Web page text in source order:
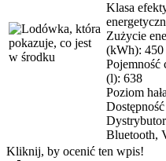
Klasa
Zużycie
(kWh): 450
Pojemność
(l): 638
Poziom
Bluetooth,
Kliknij, by ocenić ten wpis!